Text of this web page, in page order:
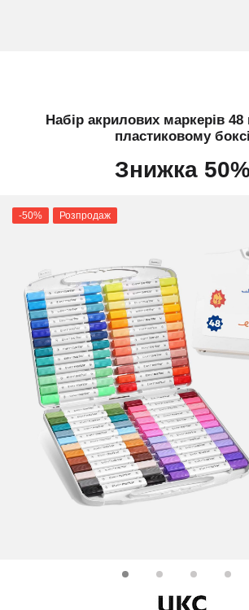
Набір акрилових маркерів 48
пластиковому боксі
Знижка
-50% Розпродаж